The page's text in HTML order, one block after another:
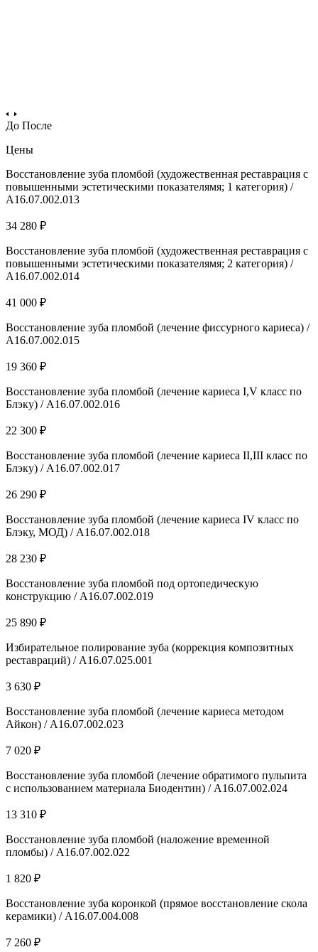
До После
Цены
Восстановление зуба пломбой (художественная реставрация с
повышенными эстетическими показателямя; 1 категория) /
А16.07.002.013
34 280 ₽
Восстановление зуба пломбой (художественная реставрация с
повышенными эстетическими показателямя; 2 категория) /
А16.07.002.014
41 000 ₽
Восстановление зуба пломбой (лечение фиссурного кариеса) /
А16.07.002.015
19 360 ₽
Восстановление зуба пломбой (лечение кариеса I,V класс по
Блэку) / А16.07.002.016
22 300 ₽
Восстановление зуба пломбой (лечение кариеса II,III класс по
Блэку) / А16.07.002.017
26 290 ₽
Восстановление зуба пломбой (лечение кариеса IV класс по
Блэку, МОД) / А16.07.002.018
28 230 ₽
Восстановление зуба пломбой под ортопедическую
конструкцию / А16.07.002.019
25 890 ₽
Избирательное полирование зуба (коррекция композитных
реставраций) / A16.07.025.001
3 630 ₽
Восстановление зуба пломбой (лечение кариеса методом
Айкон) / А16.07.002.023
7 020 ₽
Восстановление зуба пломбой (лечение обратимого пульпита
с использованием материала Биодентин) / А16.07.002.024
13 310 ₽
Восстановление зуба пломбой (наложение временной
пломбы) / А16.07.002.022
1 820 ₽
Восстановление зуба коронкой (прямое восстановление скола
керамики) / A16.07.004.008
7 260 ₽